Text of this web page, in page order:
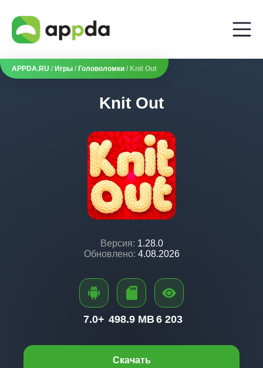
APPDA.RU / Игры / Головоломки / Knit Out
Knit Out
Версия: 1.28.0
Обновлено: 4.08.2026
Скачать
7.0+ 498.9 MB6 203